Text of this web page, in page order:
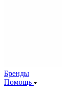
Бренды
Помощь